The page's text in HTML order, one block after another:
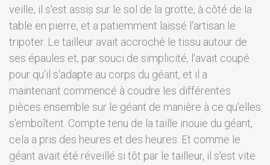
veille, il s'est assis sur le sol de la grotte, à côté de la
table en pierre, et a patiemment laissé l'artisan le
tripoter. Le tailleur avait accroché le tissu autour de
ses épaules et, par souci de simplicité, l'avait coupé
pour qu'il s'adapte au corps du géant, et il a
maintenant commencé à coudre les différentes
pièces ensemble sur le géant de manière à ce qu'elles
s'emboîtent. Compte tenu de la taille inouïe du géant,
cela a pris des heures et des heures. Et comme le
géant avait été réveillé si tôt par le tailleur, il s'est vite